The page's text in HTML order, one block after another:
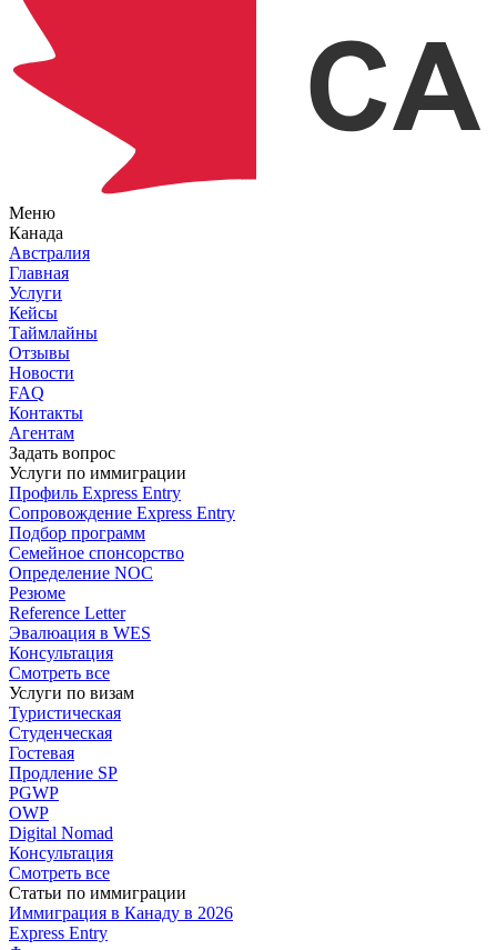
Меню
Канада
Австралия
Главная
Услуги
Кейсы
Таймлайны
Отзывы
Новости
FAQ
Контакты
Агентам
Задать вопрос
Услуги по иммиграции
Профиль Express Entry
Сопровождение Express Entry
Подбор программ
Семейное спонсорство
Определение NOC
Резюме
Reference Letter
Эвалюация в WES
Консультация
Смотреть все
Услуги по визам
Туристическая
Студенческая
Гостевая
Продление SP
PGWP
OWP
Digital Nomad
Консультация
Смотреть все
Статьи по иммиграции
Иммиграция в Канаду в 2026
Express Entry